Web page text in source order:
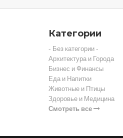
Категории
- Без категории -
Архитектура и Города
Бизнес и Финансы
Еда и Напитки
Животные и Птицы
Здоровье и Медицина
Смотреть все